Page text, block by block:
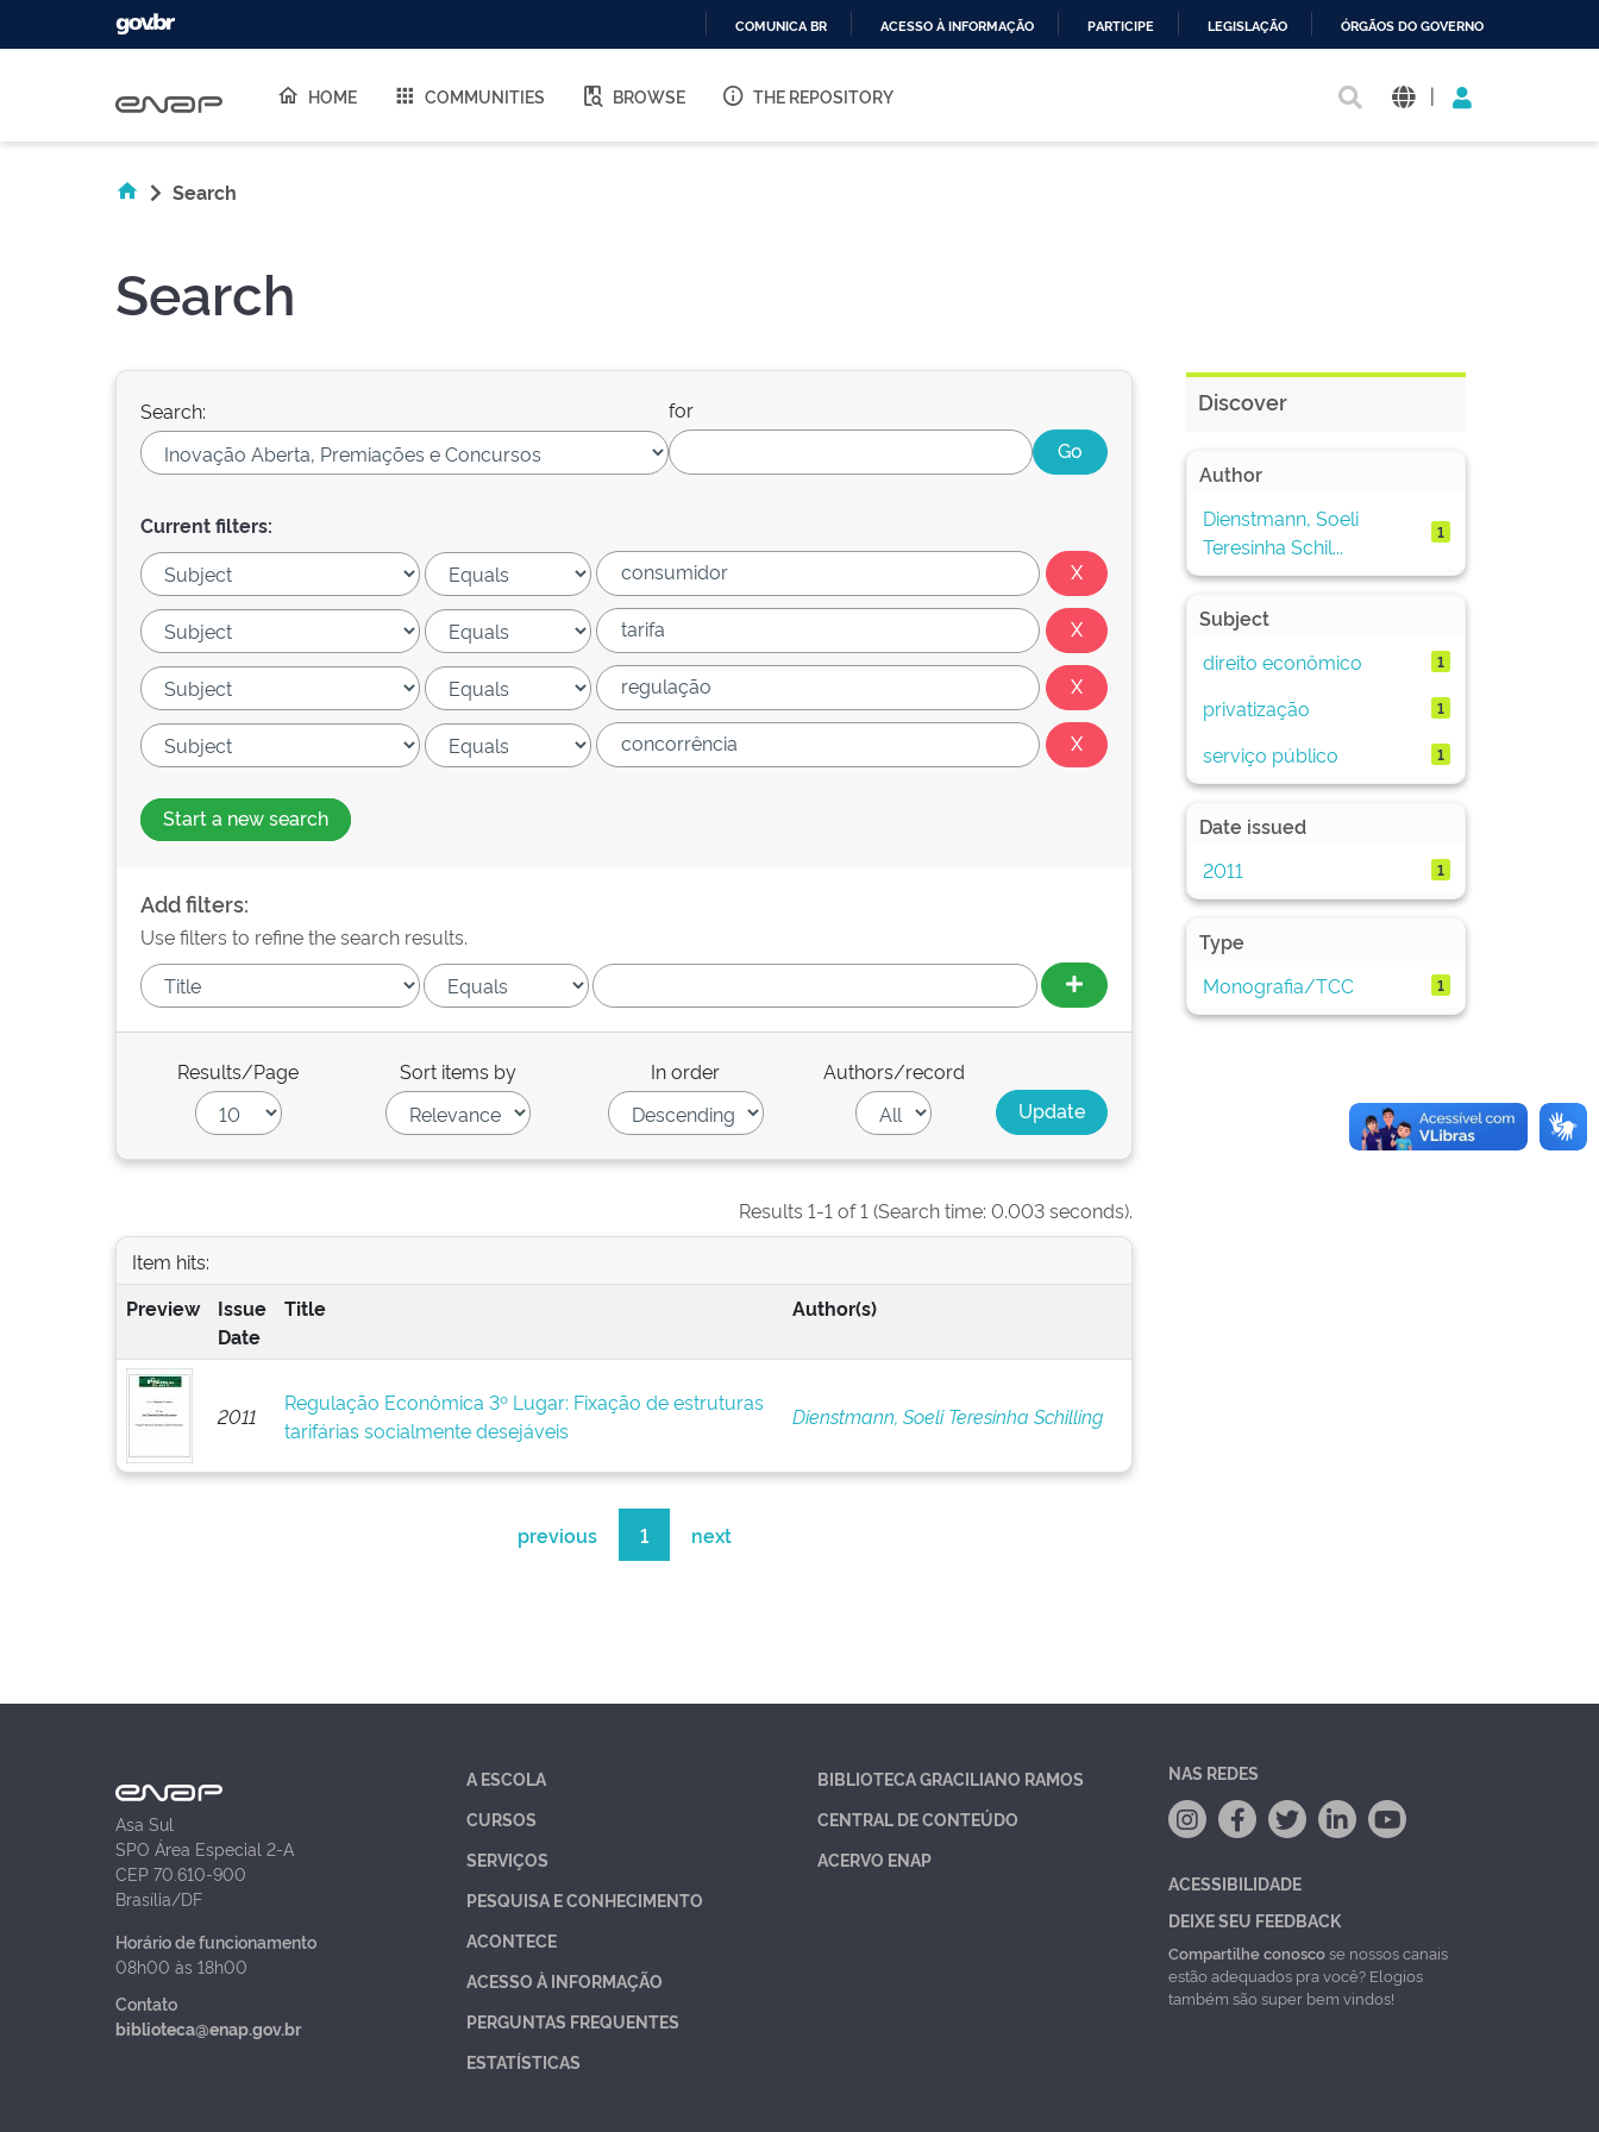
O
COMUNICA BR ACESSO À INFORMAÇÃO PARTICIPE LEGISLAÇÃO ÓRGÃOS DO GOVERNO
HOME COMMUNITIES BROWSE THE REPOSITORY |
Search
Search
Search: for
Current filters:
Start a new search
Add filters:
Use filters to refine the search results.
Results/Page Sort items by In order Authors/record
Results 1-1 of 1 (Search time: 0.003 seconds).
Item hits:
Preview
Issue
Date
Title Author(s)
2011
Regulação Econômica 3º Lugar: Fixação de estruturas
tarifárias socialmente desejáveis
Dienstmann, Soeli Teresinha Schilling
previous 1 next
Discover
Author
Dienstmann, Soeli
Teresinha Schil...
1
Subject
direito econômico
1
privatização 1
serviço público 1
Date issued
2011
1
Type
Monografia/TCC
1
Asa Sul
SPO Área Especial 2-A
CEP 70.610-900
Brasília/DF
Horário de funcionamento
08h00 às 18h00
Contato
biblioteca@enap.gov.br
A ESCOLA
CURSOS
SERVIÇOS
PESQUISA E CONHECIMENTO
ACONTECE
ACESSO À INFORMAÇÃO
PERGUNTAS FREQUENTES
ESTATÍSTICAS
BIBLIOTECA GRACILIANO RAMOS
CENTRAL DE CONTEÚDO
ACERVO ENAP
NAS REDES
ACESSIBILIDADE
DEIXE SEU FEEDBACK
Compartilhe conoscose nossos canais
estão adequados pra você? Elogios
também são super bem vindos!